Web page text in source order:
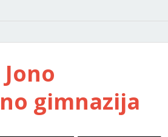
gimnazija